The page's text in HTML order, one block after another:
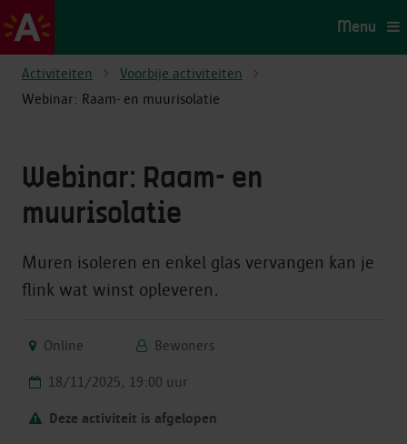
Menu
Activiteiten
Voorbije activiteiten
Webinar: Raam- en muurisolatie
Webinar: Raam- en
muurisolatie
Muren isoleren en enkel glas vervangen kan je
flink wat winst opleveren.
Online Bewoners
18/11/2025, 19:00 uur
Deze activiteit is afgelopen